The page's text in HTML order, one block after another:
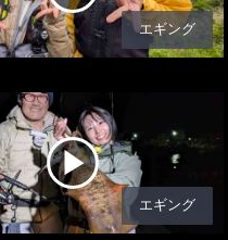
エギング
エギング